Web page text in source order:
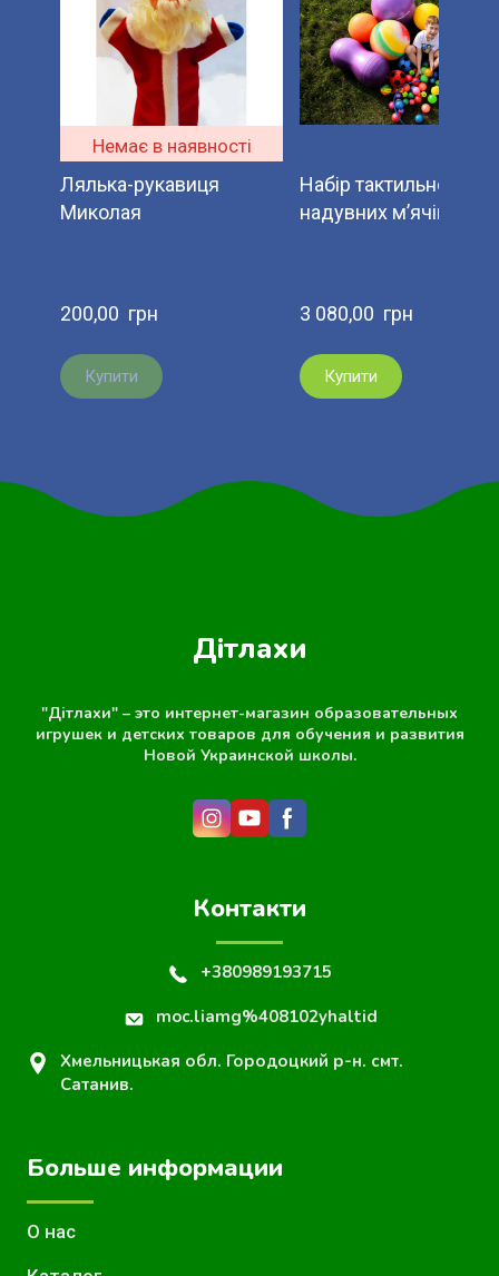
Немає в наявності
Лялька-рукавиця
Миколая
200,00  грн
Купити
Набір тактильно-
надувних м’ячів.
3 080,00  грн
Купити
Дітлахи
"Дітлахи" – это интернет-магазин образовательных
игрушек и детских товаров для обучения и развития
Новой Украинской школы.
Контакти
+380989193715
moc.liamg%408102yhaltid
Хмельницькая обл. Городоцкий р-н. смт.
Сатанив.
Больше информации
О нас